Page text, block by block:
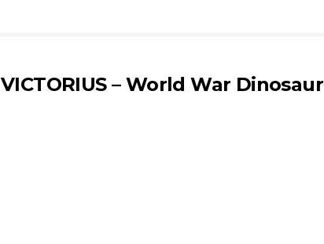
VICTORIUS – World War Dinosaur